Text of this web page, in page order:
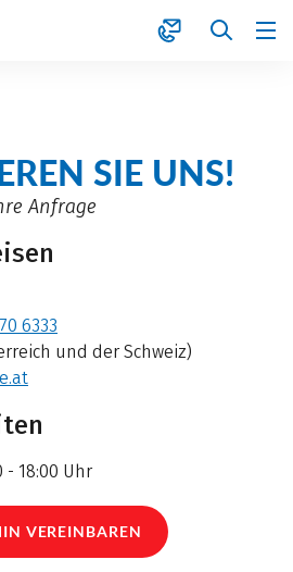
SIE UNS!
Anfrage
6333
und der Schweiz)
- 18:00 Uhr
VEREINBAREN